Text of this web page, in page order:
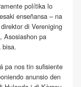
polítika lo
enseñansa – na
di Vereniging
Asosiashon pa
bisa.
pa nos tin sufisiente
anunsio den